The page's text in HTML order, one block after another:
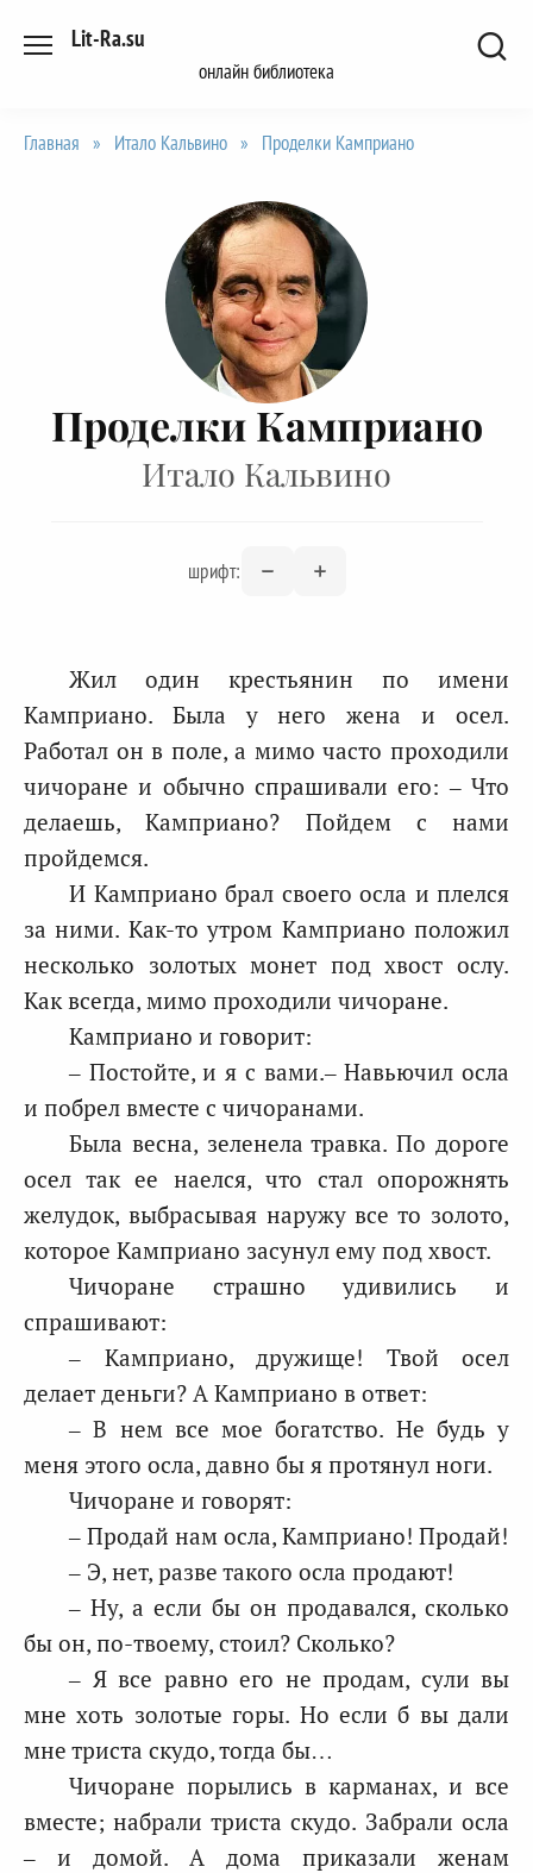
Lit-Ra.su
онлайн библиотека
Главная » Итало Кальвино » Проделки Камприано
Проделки Камприано
Итало Кальвино
шрифт:
Жил один крестьянин по имени
Камприано. Была у него жена и осел.
Работал он в поле, а мимо часто проходили
чичоране и обычно спрашивали его: – Что
делаешь, Камприано? Пойдем с нами
пройдемся.
И Камприано брал своего осла и плелся
за ними. Как-то утром Камприано положил
несколько золотых монет под хвост ослу.
Как всегда, мимо проходили чичоране.
Камприано и говорит:
– Постойте, и я с вами.– Навьючил осла
и побрел вместе с чичоранами.
Была весна, зеленела травка. По дороге
осел так ее наелся, что стал опорожнять
желудок, выбрасывая наружу все то золото,
которое Камприано засунул ему под хвост.
Чичоране страшно удивились и
спрашивают:
– Камприано, дружище! Твой осел
делает деньги? А Камприано в ответ:
– В нем все мое богатство. Не будь у
меня этого осла, давно бы я протянул ноги.
Чичоране и говорят:
– Продай нам осла, Камприано! Продай!
– Э, нет, разве такого осла продают!
– Ну, а если бы он продавался, сколько
бы он, по-твоему, стоил? Сколько?
– Я все равно его не продам, сули вы
мне хоть золотые горы. Но если б вы дали
мне триста скудо, тогда бы…
Чичоране порылись в карманах, и все
вместе; набрали триста скудо. Забрали осла
– и домой. А дома приказали женам